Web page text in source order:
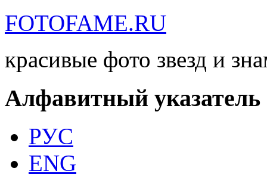
FOTOFAME.RU
красивые фото звезд и
Алфавитный указатель
РУС
ENG